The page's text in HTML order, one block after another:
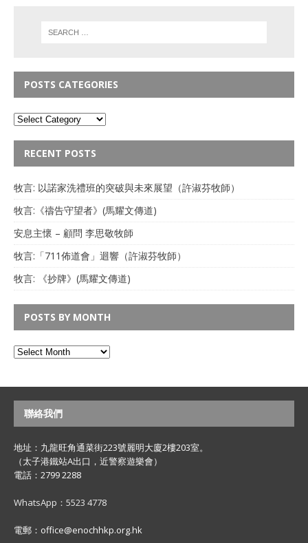
POSTS CATEGORIES
RECENT POSTS
牧言: 以諾家洗禮班的突破與未來展望（許淑芬牧師）
牧言:《禱告守望者》(馬耀文傳道)
安息主懷 – 顧問 李思敬牧師
牧言:「711佈道會」迴響（許淑芬牧師）
牧言: 《抄牌》(馬耀文傳道)
POSTS BY MONTH
聯絡我們
地址：九龍旺角通菜街223號麗明大廈2樓203室。
（太子港鐵站A出口，近警察遊樂會）
電話：2799 2288
WhatsApp：5523 4778
電郵：office@enochhkp.org.hk